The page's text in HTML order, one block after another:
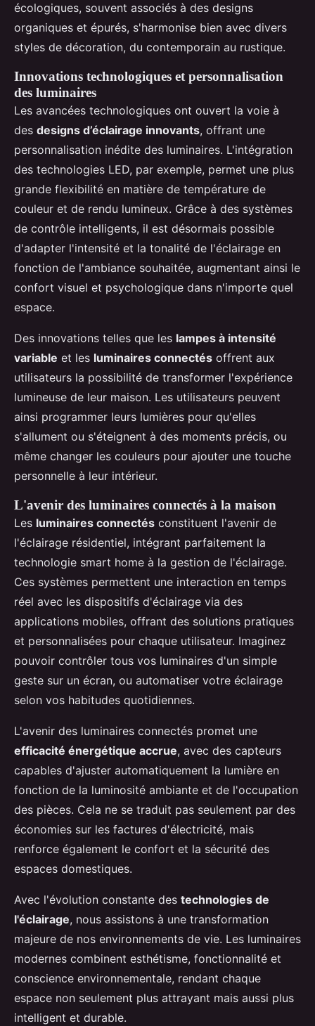
écologiques, souvent associés à des designs
organiques et épurés, s'harmonise bien avec divers
styles de décoration, du contemporain au rustique.
Innovations technologiques et personnalisation
des luminaires
Les avancées technologiques ont ouvert la voie à
des designs d’éclairage innovants, offrant une
personnalisation inédite des luminaires. L'intégration
des technologies LED, par exemple, permet une plus
grande flexibilité en matière de température de
couleur et de rendu lumineux. Grâce à des systèmes
de contrôle intelligents, il est désormais possible
d'adapter l'intensité et la tonalité de l'éclairage en
fonction de l'ambiance souhaitée, augmentant ainsi le
confort visuel et psychologique dans n'importe quel
espace.
Des innovations telles que les lampes à intensité
variable et les luminaires connectés offrent aux
utilisateurs la possibilité de transformer l'expérience
lumineuse de leur maison. Les utilisateurs peuvent
ainsi programmer leurs lumières pour qu'elles
s'allument ou s'éteignent à des moments précis, ou
même changer les couleurs pour ajouter une touche
personnelle à leur intérieur.
L'avenir des luminaires connectés à la maison
Les luminaires connectés constituent l'avenir de
l'éclairage résidentiel, intégrant parfaitement la
technologie smart home à la gestion de l'éclairage.
Ces systèmes permettent une interaction en temps
réel avec les dispositifs d'éclairage via des
applications mobiles, offrant des solutions pratiques
et personnalisées pour chaque utilisateur. Imaginez
pouvoir contrôler tous vos luminaires d'un simple
geste sur un écran, ou automatiser votre éclairage
selon vos habitudes quotidiennes.
L'avenir des luminaires connectés promet une
efficacité énergétique accrue, avec des capteurs
capables d'ajuster automatiquement la lumière en
fonction de la luminosité ambiante et de l'occupation
des pièces. Cela ne se traduit pas seulement par des
économies sur les factures d'électricité, mais
renforce également le confort et la sécurité des
espaces domestiques.
Avec l'évolution constante des technologies de
l'éclairage, nous assistons à une transformation
majeure de nos environnements de vie. Les luminaires
modernes combinent esthétisme, fonctionnalité et
conscience environnementale, rendant chaque
espace non seulement plus attrayant mais aussi plus
intelligent et durable.